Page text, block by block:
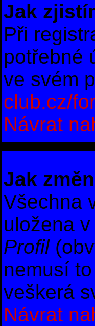
Jak
Při
potřebné
ve svém
club.cz/
Návrat
Jak
Všechna
uložena
Profil
nemusí
veškerá
Návrat